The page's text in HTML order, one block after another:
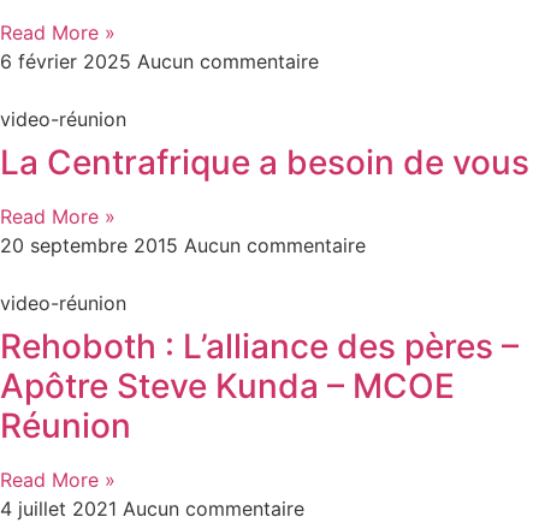
Read More »
6 février 2025 Aucun commentaire
video-réunion
La Centrafrique a besoin de vous
Read More »
20 septembre 2015 Aucun commentaire
video-réunion
Rehoboth : L’alliance des pères –
Apôtre Steve Kunda – MCOE
Réunion
Read More »
4 juillet 2021 Aucun commentaire